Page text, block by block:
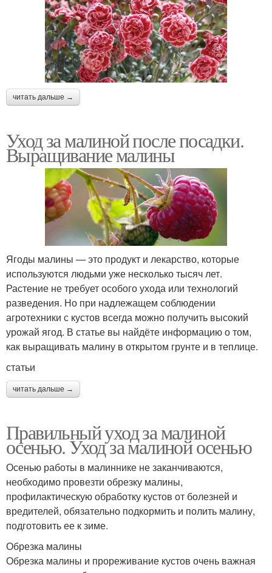
читать дальше →
Уход за малиной после посадки.
Выращивание малины
Ягоды малины — это продукт и лекарство, которые
используются людьми уже несколько тысяч лет.
Растение не требует особого ухода или технологий
разведения. Но при надлежащем соблюдении
агротехники с кустов всегда можно получить высокий
урожай ягод. В статье вы найдёте информацию о том,
как выращивать малину в открытом грунте и в теплице.
статьи
читать дальше →
Правильный уход за малиной
осенью. Уход за малиной осенью
Осенью работы в малиннике не заканчиваются,
необходимо провезти обрезку малины,
профилактическую обработку кустов от болезней и
вредителей, обязательно подкормить и полить малину,
подготовить ее к зиме.
Обрезка малины
Обрезка малины и прореживание кустов очень важная